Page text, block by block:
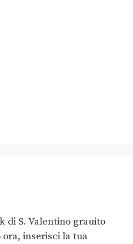
di S. Valentino grauito
inserisci la tua